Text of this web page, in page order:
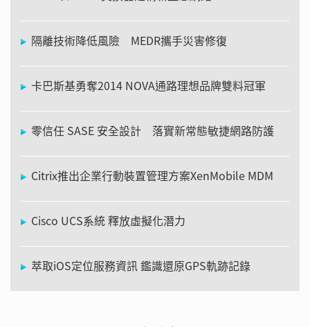
隔離技術降低風險 MEDR攜手災害修復
卡巴斯基勇奪2014 NOVA通路理想品牌雙料冠軍
零信任 SASE 安全設計 落實新常態敏捷網路防護
Citrix推出企業行動裝置管理方案XenMobile MDM
Cisco UCS系統 釋放虛擬化潛力
萃取iOS定位服務資訊 鑑識還原GPS軌跡記錄